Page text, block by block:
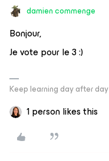
damien commenge
Bonjour,
Je vote pour le 3 :)
Keep learning day after day
1 person likes this